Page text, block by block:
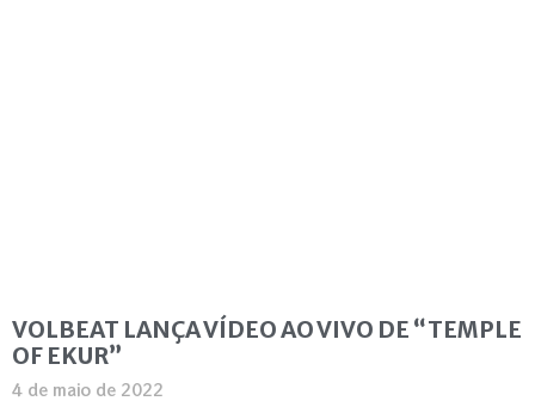
VOLBEAT LANÇA VÍDEO AO VIVO DE “TEMPLE
OF EKUR”
4 de maio de 2022